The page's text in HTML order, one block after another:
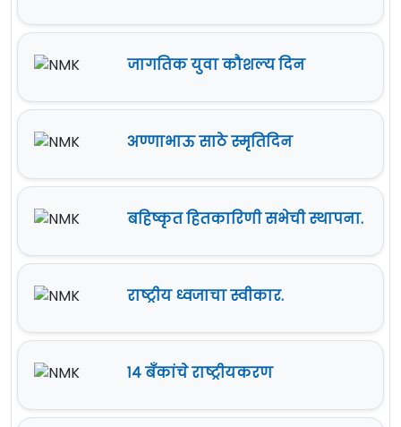
जागतिक युवा कौशल्य दिन
अण्णाभाऊ साठे स्मृतिदिन
बहिष्कृत हितकारिणी सभेची स्थापना.
राष्ट्रीय ध्वजाचा स्वीकार.
१४ बँकांचे राष्ट्रीयकरण